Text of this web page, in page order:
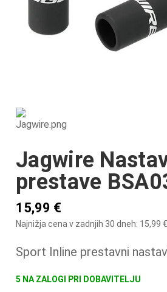
Jagwire
prestave
15,99 €
Najnižja cena v zadnjih 30 dneh: 15,99 €
Sport Inline prestavni
5 NA ZALOGI